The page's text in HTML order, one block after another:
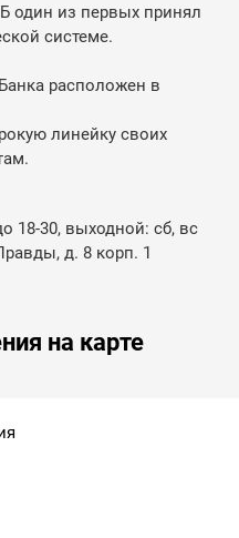
один из первых принял
системе.
расположен в
линейку своих
18-30, выходной: сб, вс
д. 8 корп. 1
на карте